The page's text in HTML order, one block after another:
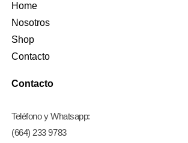
Home
Nosotros
Shop
Contacto
Contacto
Teléfono y Whatsapp:
(664) 233 9783